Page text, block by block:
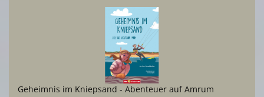
Geheimnis im Kniepsand - Abenteuer auf Amrum